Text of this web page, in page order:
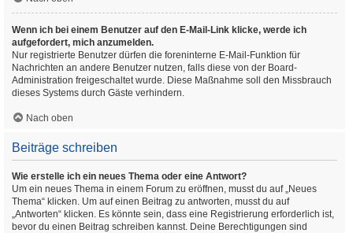
Wenn ich bei einem Benutzer auf den E-Mail-Link klicke, werde ich
aufgefordert, mich anzumelden.
Nur registrierte Benutzer dürfen die foreninterne E-Mail-Funktion für
Nachrichten an andere Benutzer nutzen, falls diese von der Board-
Administration freigeschaltet wurde. Diese Maßnahme soll den Missbrauch
dieses Systems durch Gäste verhindern.
Nach oben
Beiträge schreiben
Wie erstelle ich ein neues Thema oder eine Antwort?
Um ein neues Thema in einem Forum zu eröffnen, musst du auf „Neues
Thema“ klicken. Um auf einen Beitrag zu antworten, musst du auf
„Antworten“ klicken. Es könnte sein, dass eine Registrierung erforderlich ist,
bevor du einen Beitrag schreiben kannst. Deine Berechtigungen sind